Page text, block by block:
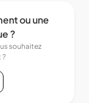
ou une
?
souhaitez
?